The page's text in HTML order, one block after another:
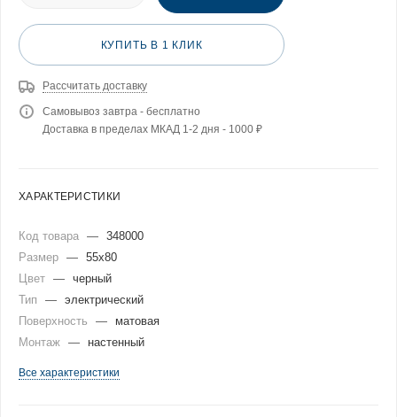
КУПИТЬ В 1 КЛИК
Рассчитать доставку
Самовывоз завтра - бесплатно
Доставка в пределах МКАД 1-2 дня - 1000 ₽
ХАРАКТЕРИСТИКИ
Код товара — 348000
Размер — 55x80
Цвет — черный
Тип
— электрический
Поверхность
—
матовая
Монтаж — настенный
Все характеристики